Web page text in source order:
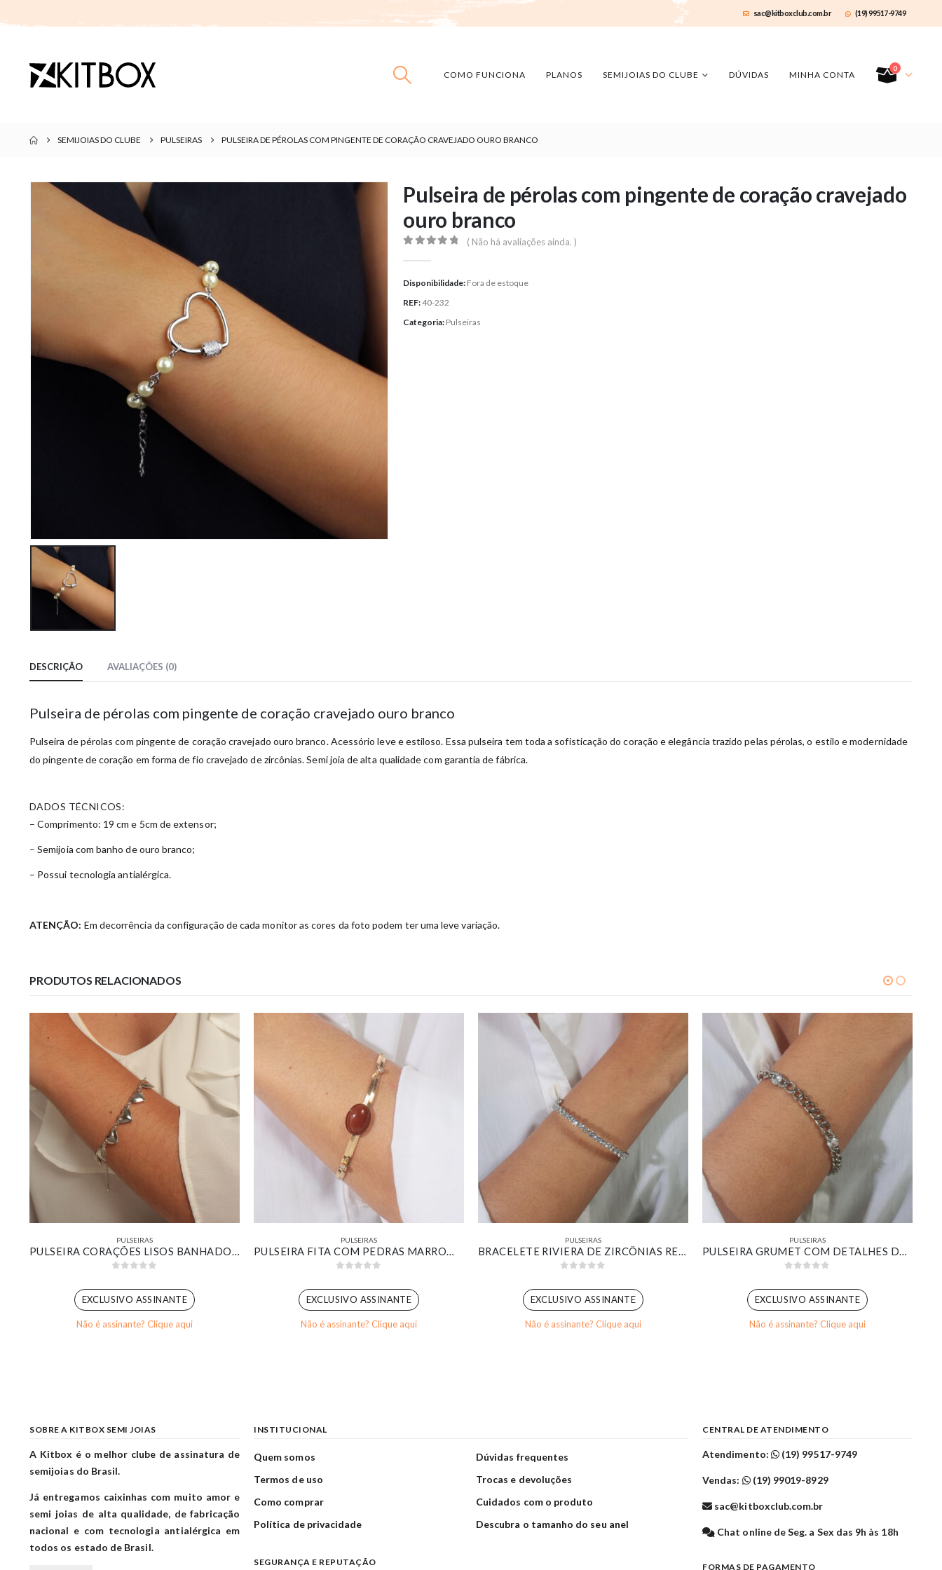
sac@kitboxclub.com.br (19) 99517-9749
COMO FUNCIONA PLANOS SEMIJOIAS DO CLUBE DÚVIDAS MINHA CONTA
0
SEMIJOIAS DO CLUBE PULSEIRAS PULSEIRA DE PÉROLAS COM PINGENTE DE CORAÇÃO CRAVEJADO OURO BRANCO
Pulseira de pérolas com pingente de coração cravejado
ouro branco
( Não há avaliações ainda. )
Disponibilidade: Fora de estoque
REF:40-232
Categoria: Pulseiras
DESCRIÇÃO AVALIAÇÕES (0)
Pulseira de pérolas com pingente de coração cravejado ouro branco
Pulseira de pérolas com pingente de coração cravejado ouro branco. Acessório leve e estiloso. Essa pulseira tem toda a sofisticação do coração e elegância trazido pelas pérolas, o estilo e modernidade
do pingente de coração em forma de fio cravejado de zircônias. Semi joia de alta qualidade com garantia de fábrica.
DADOS TÉCNICOS:
– Comprimento: 19 cm e 5cm de extensor;
– Semijoia com banho de ouro branco;
– Possui tecnologia antialérgica.
ATENÇÃO: Em decorrência da configuração de cada monitor as cores da foto podem ter uma leve variação.
PRODUTOS RELACIONADOS
PULSEIRAS
PULSEIRA CORAÇÕES LISOS BANHADO EM OURO BRANCO
EXCLUSIVO ASSINANTE
Não é assinante? Clique aqui
PULSEIRAS
PULSEIRA FITA COM PEDRAS MARROM BANHADO EM OURO 18K
EXCLUSIVO ASSINANTE
Não é assinante? Clique aqui
PULSEIRAS
BRACELETE RIVIERA DE ZIRCÔNIAS REDONDAS CRISTAL BANHADO EM OURO BRANCO
EXCLUSIVO ASSINANTE
Não é assinante? Clique aqui
PULSEIRAS
PULSEIRA GRUMET COM DETALHES DE ZIRCÔNIAS CRISTAIS BANHADO EM OURO BRANCO
EXCLUSIVO ASSINANTE
Não é assinante? Clique aqui
SOBRE A KITBOX SEMI JOIAS
A Kitbox é o melhor clube de assinatura de
semijoias do Brasil.
Já entregamos caixinhas com muito amor e
semi joias de alta qualidade, de fabricação
nacional e com tecnologia antialérgica em
todos os estado de Brasil.
INSTITUCIONAL
Quem somos
Termos de uso
Como comprar
Política de privacidade
Dúvidas frequentes
Trocas e devoluções
Cuidados com o produto
Descubra o tamanho do seu anel
SEGURANÇA E REPUTAÇÃO
CENTRAL DE ATENDIMENTO
Atendimento: (19) 99517-9749
Vendas: (19) 99019-8929
sac@kitboxclub.com.br
Chat online de Seg. a Sex das 9h às 18h
FORMAS DE PAGAMENTO